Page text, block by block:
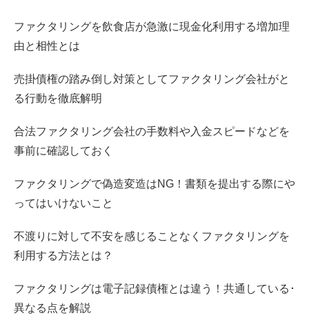
ファクタリングを飲食店が急激に現金化利用する増加理
由と相性とは
売掛債権の踏み倒し対策としてファクタリング会社がと
る行動を徹底解明
合法ファクタリング会社の手数料や入金スピードなどを
事前に確認しておく
ファクタリングで偽造変造はNG！書類を提出する際にや
ってはいけないこと
不渡りに対して不安を感じることなくファクタリングを
利用する方法とは？
ファクタリングは電子記録債権とは違う！共通している･
異なる点を解説